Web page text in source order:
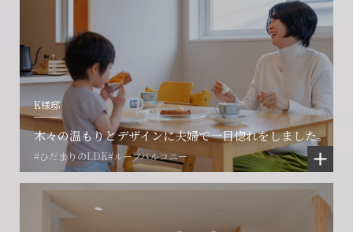
K様邸
木々の温もりとデザインに夫婦で一目惚れをしました。
#ひだまりのLDK#ルーフバルコニー